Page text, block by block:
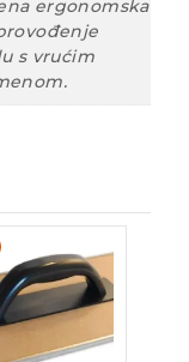
ergonomska
s vrućim